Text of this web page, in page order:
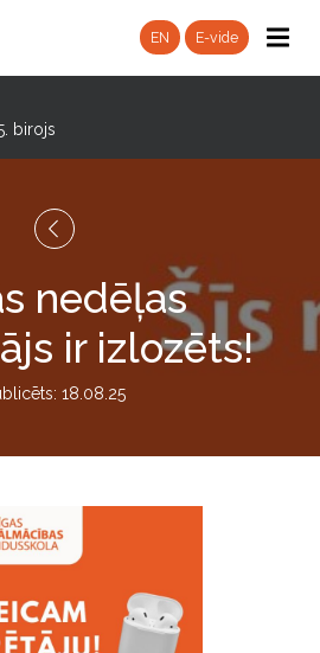
EN E-vide
birojs
nedēļas
ir izlozēts!
18.08.25